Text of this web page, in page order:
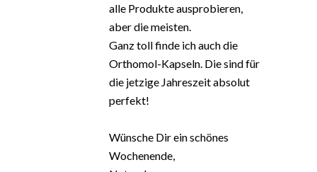
alle Produkte ausprobieren,
aber die meisten.
Ganz toll finde ich auch die
Orthomol-Kapseln. Die sind für
die jetzige Jahreszeit absolut
perfekt!
Wünsche Dir ein schönes
Wochenende,